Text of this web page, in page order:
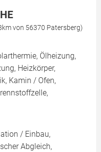
von 56370 Patersberg)
Ölheizung,
Heizkörper,
Kamin / Ofen,
/ Einbau,
Abgleich,